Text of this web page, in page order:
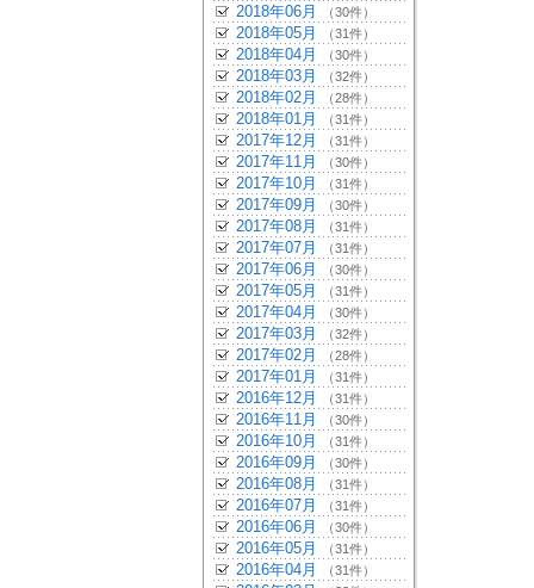
2018年06月 （30件）
2018年05月 （31件）
2018年04月 （30件）
2018年03月 （32件）
2018年02月 （28件）
2018年01月 （31件）
2017年12月 （31件）
2017年11月 （30件）
2017年10月 （31件）
2017年09月 （30件）
2017年08月 （31件）
2017年07月 （31件）
2017年06月 （30件）
2017年05月 （31件）
2017年04月 （30件）
2017年03月 （32件）
2017年02月 （28件）
2017年01月 （31件）
2016年12月 （31件）
2016年11月 （30件）
2016年10月 （31件）
2016年09月 （30件）
2016年08月 （31件）
2016年07月 （31件）
2016年06月 （30件）
2016年05月 （31件）
2016年04月 （31件）